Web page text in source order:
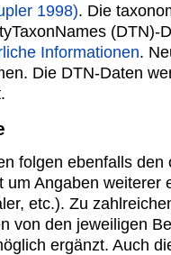
1998). Die
(DTN)-
Informationen.
Die DTN-Daten
folgen ebenfalls den
um Angaben weiterer
etc.). Zu
von den jeweiligen
ergänzt. Auch